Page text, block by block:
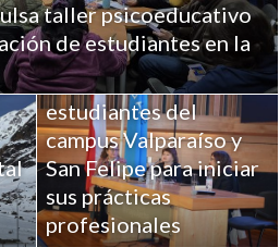
taller psicoeducativo
de estudiantes en la
UPLA entrega
herramientas clave a
más de 100
estudiantes del
campus Valparaíso y
San Felipe para iniciar
sus prácticas
profesionales